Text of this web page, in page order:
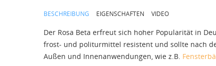
BESCHREIBUNG EIGENSCHAFTEN VIDEO
Der Rosa Beta erfreut sich hoher Popularität in
frost- und politurmittel resistent und sollte nach
Außen und Innenanwendungen, wie z.B.